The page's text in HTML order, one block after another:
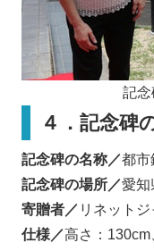
記
４．記念碑
記念碑の名称／都市
記念碑の場所／愛知
寄贈者／ リネット
仕様／高さ：